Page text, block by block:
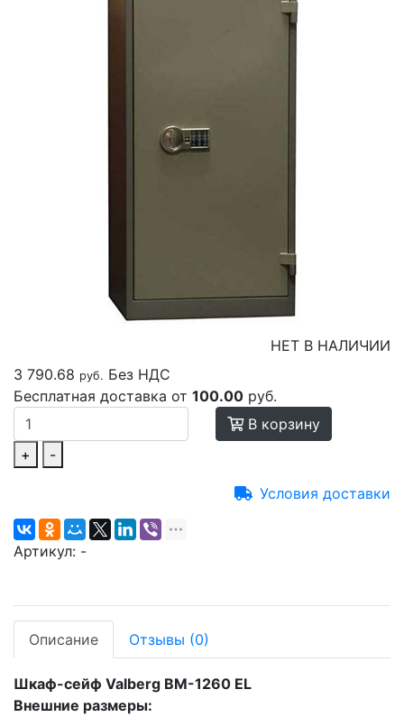
НЕТ В НАЛИЧИИ
3 790.68 руб. Без НДС
Бесплатная доставка от 100.00 руб.
+ -
В корзину
Условия доставки
Артикул: -
Описание Отзывы (0)
Шкаф-сейф Valberg BM-1260 EL
Внешние размеры: